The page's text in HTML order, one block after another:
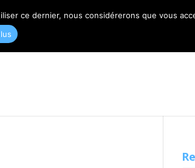
ce dernier, nous considérerons que vous